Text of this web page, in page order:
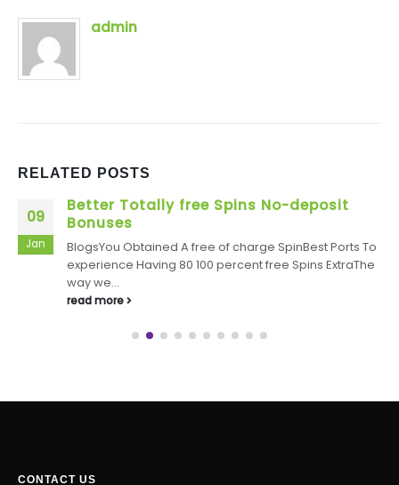
admin
RELATED POSTS
09
Jan
Better Totally free Spins No-deposit
Bonuses
BlogsYou Obtained A free of charge SpinBest Ports To
experience Having 80 100 percent free Spins ExtraThe
way we...
read more
CONTACT US